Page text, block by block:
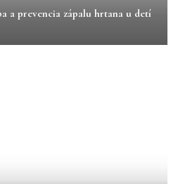
a prevencia zápalu hrtana u detí